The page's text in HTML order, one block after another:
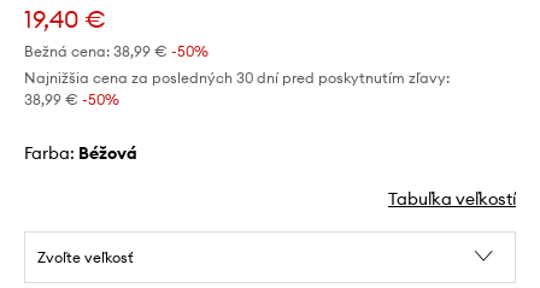
19,40 €
Bežná cena: 38,99 € -50%
Najnižšia cena za posledných 30 dní pred poskytnutím zľavy:
38,99 € -50%
Farba: béžová
Tabuľka veľkostí
Zvoľte veľkosť